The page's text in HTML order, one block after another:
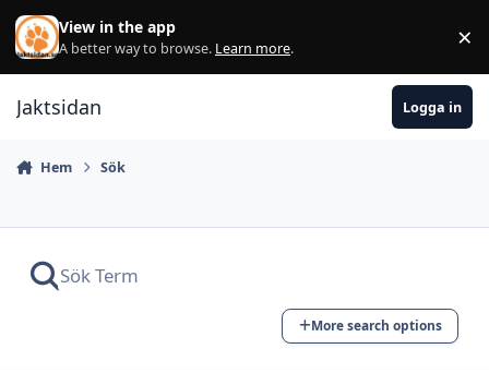
Hoppa till innehåll
View in the app
A better way to browse. Learn more. ×
Jaktsidan Logga in
Hem Sök
More search options